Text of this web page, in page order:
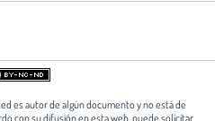
es autor de algún documento y no está de
con su difusión en esta web, puede solicitar